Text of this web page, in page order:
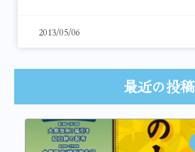
2013/05/06
最近の投稿